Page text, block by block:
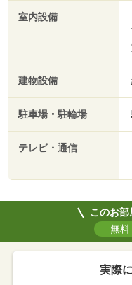
室内設備
建物設備
駐車場・駐輪場
テレビ・通信
このお部
無料
実際